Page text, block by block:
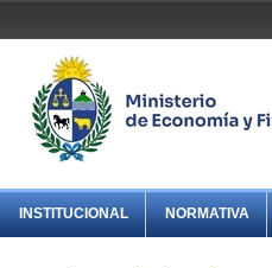
INSTITUCIONAL NORMATIVA